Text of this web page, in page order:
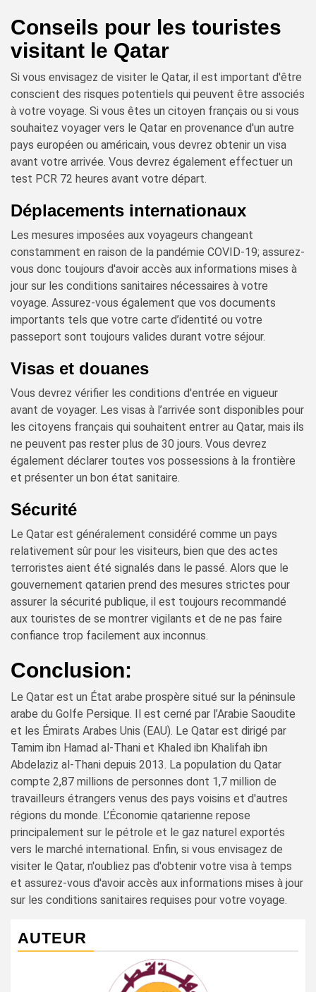
Conseils pour les touristes
visitant le Qatar
Si vous envisagez de visiter le Qatar, il est important d'être
conscient des risques potentiels qui peuvent être associés
à votre voyage. Si vous êtes un citoyen français ou si vous
souhaitez voyager vers le Qatar en provenance d'un autre
pays européen ou américain, vous devrez obtenir un visa
avant votre arrivée. Vous devrez également effectuer un
test PCR 72 heures avant votre départ.
Déplacements internationaux
Les mesures imposées aux voyageurs changeant
constamment en raison de la pandémie COVID-19; assurez-
vous donc toujours d'avoir accès aux informations mises à
jour sur les conditions sanitaires nécessaires à votre
voyage. Assurez-vous également que vos documents
importants tels que votre carte d’identité ou votre
passeport sont toujours valides durant votre séjour.
Visas et douanes
Vous devrez vérifier les conditions d'entrée en vigueur
avant de voyager. Les visas à l’arrivée sont disponibles pour
les citoyens français qui souhaitent entrer au Qatar, mais ils
ne peuvent pas rester plus de 30 jours. Vous devrez
également déclarer toutes vos possessions à la frontière
et présenter un bon état sanitaire.
Sécurité
Le Qatar est généralement considéré comme un pays
relativement sûr pour les visiteurs, bien que des actes
terroristes aient été signalés dans le passé. Alors que le
gouvernement qatarien prend des mesures strictes pour
assurer la sécurité publique, il est toujours recommandé
aux touristes de se montrer vigilants et de ne pas faire
confiance trop facilement aux inconnus.
Conclusion:
Le Qatar est un État arabe prospère situé sur la péninsule
arabe du Golfe Persique. Il est cerné par l’Arabie Saoudite
et les Émirats Arabes Unis (EAU). Le Qatar est dirigé par
Tamim ibn Hamad al-Thani et Khaled ibn Khalifah ibn
Abdelaziz al-Thani depuis 2013. La population du Qatar
compte 2,87 millions de personnes dont 1,7 million de
travailleurs étrangers venus des pays voisins et d'autres
régions du monde. L’Économie qatarienne repose
principalement sur le pétrole et le gaz naturel exportés
vers le marché international. Enfin, si vous envisagez de
visiter le Qatar, n'oubliez pas d'obtenir votre visa à temps
et assurez-vous d'avoir accès aux informations mises à jour
sur les conditions sanitaires requises pour votre voyage.
AUTEUR